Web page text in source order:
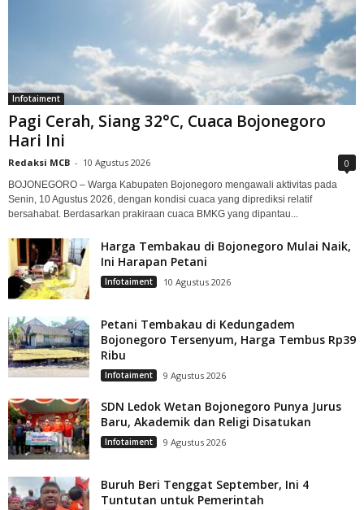
Infotaiment
Pagi Cerah, Siang 32°C, Cuaca Bojonegoro
Hari Ini
Redaksi MCB - 10 Agustus 2026 0
BOJONEGORO – Warga Kabupaten Bojonegoro mengawali aktivitas pada
Senin, 10 Agustus 2026, dengan kondisi cuaca yang diprediksi relatif
bersahabat. Berdasarkan prakiraan cuaca BMKG yang dipantau...
Harga Tembakau di Bojonegoro Mulai Naik,
Ini Harapan Petani
Infotaiment 10 Agustus 2026
Petani Tembakau di Kedungadem
Bojonegoro Tersenyum, Harga Tembus Rp39
Ribu
Infotaiment 9 Agustus 2026
SDN Ledok Wetan Bojonegoro Punya Jurus
Baru, Akademik dan Religi Disatukan
Infotaiment 9 Agustus 2026
Buruh Beri Tenggat September, Ini 4
Tuntutan untuk Pemerintah